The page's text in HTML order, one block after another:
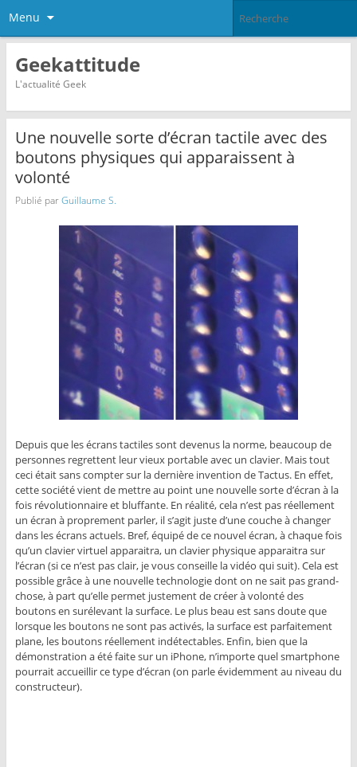
Menu
Geekattitude
L'actualité Geek
Une nouvelle sorte d’écran tactile avec des
boutons physiques qui apparaissent à
volonté
Publié parGuillaume S.
Depuis que les écrans tactiles sont devenus la norme, beaucoup de
personnes regrettent leur vieux portable avec un clavier. Mais tout
ceci était sans compter sur la dernière invention de Tactus. En effet,
cette société vient de mettre au point une nouvelle sorte d’écran à la
fois révolutionnaire et bluffante. En réalité, cela n’est pas réellement
un écran à proprement parler, il s’agit juste d’une couche à changer
dans les écrans actuels. Bref, équipé de ce nouvel écran, à chaque fois
qu’un clavier virtuel apparaitra, un clavier physique apparaitra sur
l’écran (si ce n’est pas clair, je vous conseille la vidéo qui suit). Cela est
possible grâce à une nouvelle technologie dont on ne sait pas grand-
chose, à part qu’elle permet justement de créer à volonté des
boutons en surélevant la surface. Le plus beau est sans doute que
lorsque les boutons ne sont pas activés, la surface est parfaitement
plane, les boutons réellement indétectables. Enfin, bien que la
démonstration a été faite sur un iPhone, n’importe quel smartphone
pourrait accueillir ce type d’écran (on parle évidemment au niveau du
constructeur).